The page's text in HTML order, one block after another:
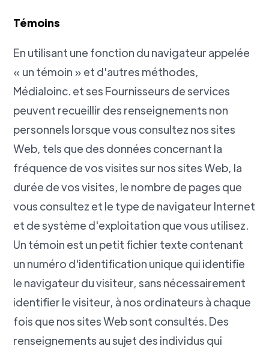
Témoins
En utilisant une fonction du navigateur appelée
« un témoin » et d'autres méthodes,
Médialoinc. et ses Fournisseurs de services
peuvent recueillir des renseignements non
personnels lorsque vous consultez nos sites
Web, tels que des données concernant la
fréquence de vos visites sur nos sites Web, la
durée de vos visites, le nombre de pages que
vous consultez et le type de navigateur Internet
et de système d'exploitation que vous utilisez.
Un témoin est un petit fichier texte contenant
un numéro d'identification unique qui identifie
le navigateur du visiteur, sans nécessairement
identifier le visiteur, à nos ordinateurs à chaque
fois que nos sites Web sont consultés. Des
renseignements au sujet des individus qui